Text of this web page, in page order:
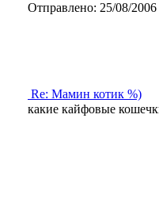
Отправлено: 25/08/
Re: Мамин котик %)
какие кайфовые